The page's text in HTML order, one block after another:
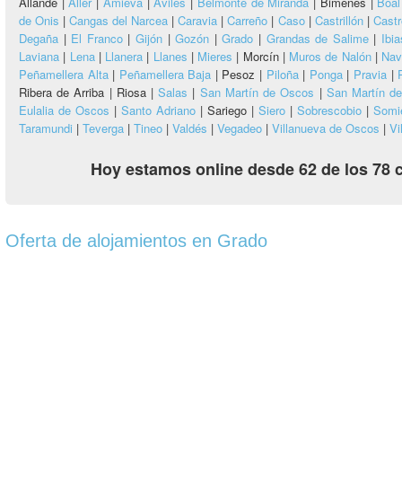
de Onis |Cangas del Narcea |Caravia |Carreño | Caso| Castrillón|
Degaña | El Franco|Gijón |Gozón |Grado | Grandas de Salime|
Laviana | Lena| Llanera | Llanes | Mieres | Morcín | Muros de Nalón|
Peñamellera Alta| Peñamellera Baja | Pesoz | Piloña| Ponga| Pravia|
Ribera de Arriba | Riosa |Salas | San Martín de Oscos | San Martín
Eulalia de Oscos | Santo Adriano| Sariego | Siero| Sobrescobio|
Taramundi | Teverga | Tineo | Valdés | Vegadeo | Villanueva de Oscos |
Hoy estamos online desde 62 de los 78
Oferta de alojamientos en Grado